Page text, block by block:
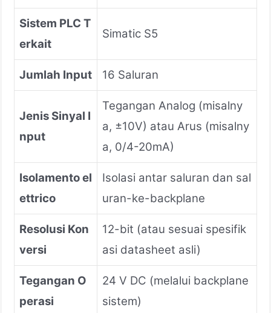
Sistem PLC T
erkait
Simatic S5
Jumlah Input 16 Saluran
Jenis Sinyal I
nput
Tegangan Analog (misalny
a, ±10V) atau Arus (misalny
a, 0/4-20mA)
Isolamento el
ettrico
Isolasi antar saluran dan sal
uran-ke-backplane
Resolusi Kon
versi
12-bit (atau sesuai spesifik
asi datasheet asli)
Tegangan O
perasi
24 V DC (melalui backplane
sistem)